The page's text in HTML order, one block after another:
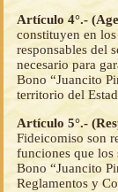
Artículo 4°.-
constituyen en
responsables del
necesario para
Bono “Juancito
territorio del
Artículo 5°.-
Fideicomiso son
funciones que los
Bono “Juancito
Reglamentos y